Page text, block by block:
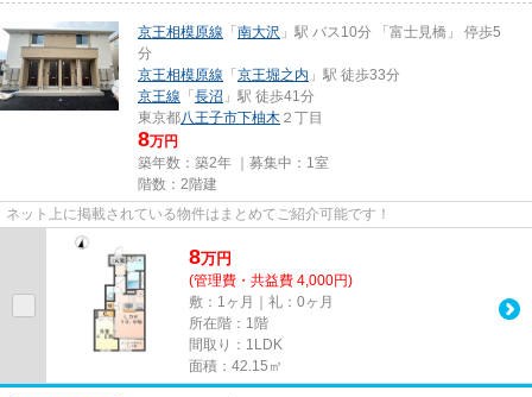
京王相模原線 「南大沢 」駅 バス10分 「富士見橋」 停歩5
分
京王相模原線 「京王堀之内 」駅 徒歩33分
京王線 「長沼 」駅 徒歩41分
東京都八王子市下柚木 ２丁目
8万円
築年数：築2年 ｜募集中： 1室
階数：2階建
ネット上に掲載されている物件はまとめてご紹介可能です！
8万円
(管理費・共益費 4,000円)
敷：1ヶ月｜礼：0ヶ月
所在階：1階
間取り：1LDK
面積：42.15㎡